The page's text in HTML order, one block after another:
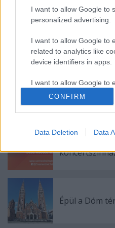
I want to allow Google to
personalized advertising.
I want to allow Google to
related to analytics like
device identifiers in apps.
I want to allow Google to
related to functionality of
I want to allow Google to
related to security,
functionality and fraud
user protection.
CONFIRM
Data Deletion Data
Ajánlott bejegyzések:
Augusztusban
hete
Épül a Dóm